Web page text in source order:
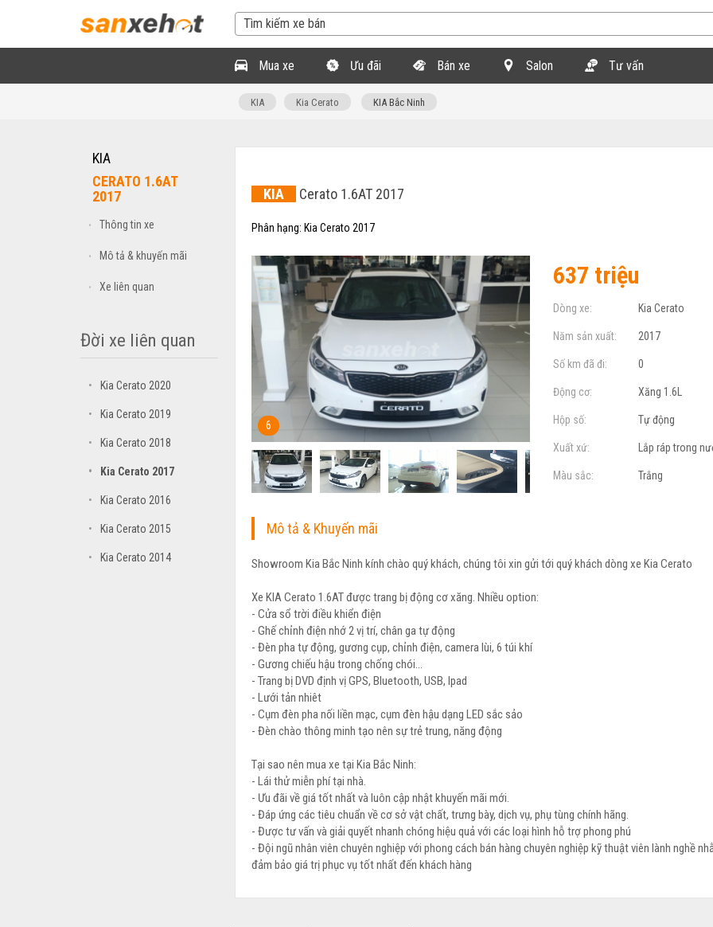
Mua xe Ưu đãi Bán xe Salon Tư vấn
KIA Kia Cerato KIA Bắc Ninh
KIA
CERATO 1.6AT
2017
• Thông tin xe
• Mô tả & khuyến mãi
• Xe liên quan
Đời xe liên quan
• Kia Cerato 2020
• Kia Cerato 2019
• Kia Cerato 2018
• Kia Cerato 2017
• Kia Cerato 2016
• Kia Cerato 2015
• Kia Cerato 2014
KIA Cerato 1.6AT 2017
Phân hạng: Kia Cerato 2017
6
637 triệu
Dòng xe: Kia Cerato
Năm sản xuất: 2017
Số km đã đi: 0
Động cơ: Xăng 1.6L
Hộp số: Tự động
Xuất xứ: Lắp ráp trong
Màu sắc: Trắng
Mô tả & Khuyến mãi
Showroom Kia Bắc Ninh kính chào quý khách, chúng tôi xin gửi tới quý khách dòng xe Kia Cerato
Xe KIA Cerato 1.6AT được trang bị động cơ xăng. Nhiều option:
- Cửa sổ trời điều khiển điện
- Ghế chỉnh điện nhớ 2 vị trí, chân ga tự động
- Đèn pha tự động, gương cụp, chỉnh điện, camera lùi, 6 túi khí
- Gương chiếu hậu trong chống chói...
- Trang bị DVD định vị GPS, Bluetooth, USB, Ipad
- Lưới tản nhiêt
- Cụm đèn pha nối liền mạc, cụm đèn hậu dạng LED sắc sảo
- Đèn chào thông minh tạo nên sự trẻ trung, năng động
Tại sao nên mua xe tại Kia Bắc Ninh:
- Lái thử miễn phí tại nhà.
- Ưu đãi về giá tốt nhất và luôn cập nhật khuyến mãi mới.
- Đáp ứng các tiêu chuẩn về cơ sở vật chất, trưng bày, dịch vụ, phụ tùng chính hãng.
- Được tư vấn và giải quyết nhanh chóng hiệu quả với các loại hình hỗ trợ phong phú
- Đội ngũ nhân viên chuyên nghiệp với phong cách bán hàng chuyên nghiệp kỹ thuật viên lành nghề
đảm bảo giá trị phục vụ tốt nhất đến khách hàng